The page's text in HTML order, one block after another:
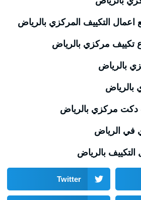
التكييف المركزي بالرياض
مركزي بالرياض
بالرياض
بالرياض
مركزي بالرياض
في الرياض
بالرياض
Twitter